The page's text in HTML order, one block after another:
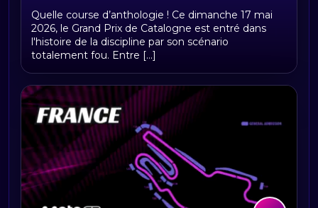
MotoGP Catalogne 2026 : Résultats
Quelle course d’anthologie ! Ce dimanche 17 mai
2026, le Grand Prix de Catalogne est entré dans
l'histoire de la discipline par son scénario
totalement fou. Entre [...]